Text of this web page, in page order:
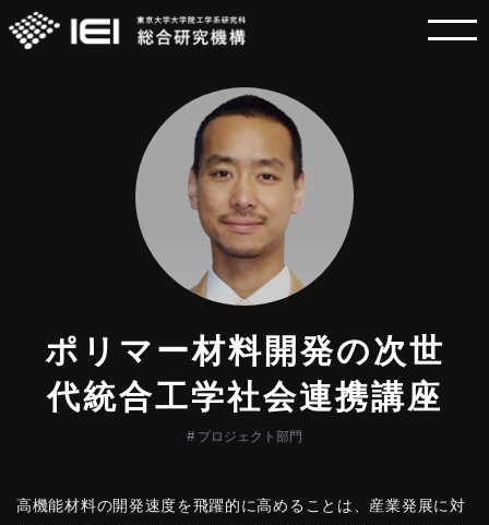
ポリマー材料開発の次世
代統合工学社会連携講座
プロジェクト部門
高機能材料の開発速度を飛躍的に高めることは、産業発展に対